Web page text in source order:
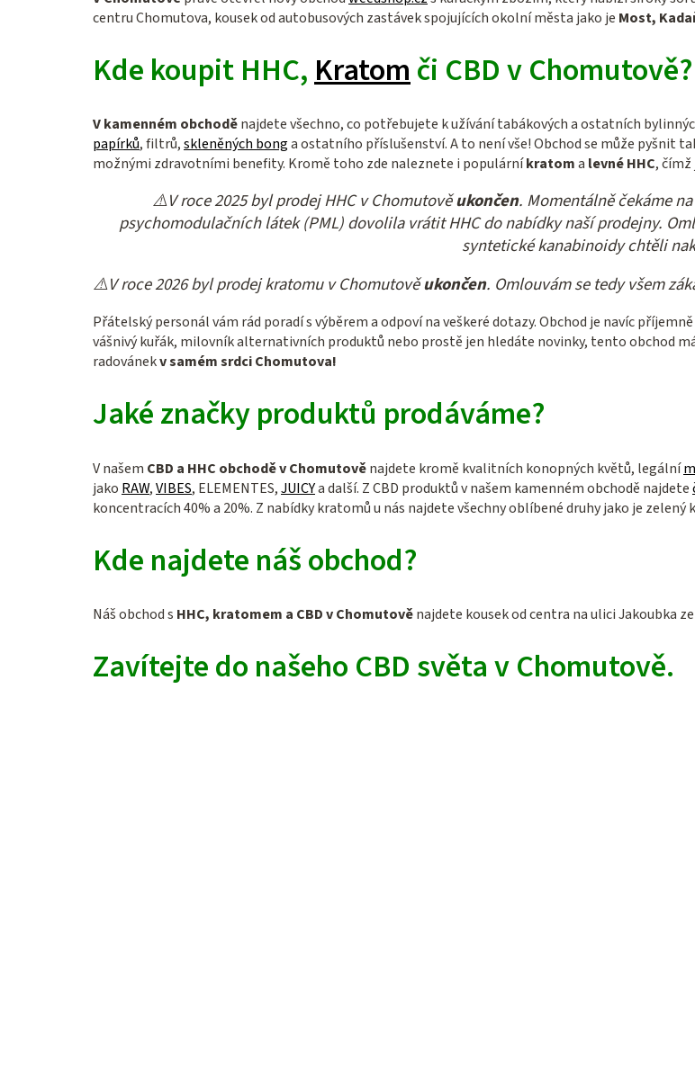
centru Chomutova, kousek od autobusových zastávek spojujících okolní města jako je Most,
Kde koupit HHC,Kratomči CBD v Chomutově?
V kamenném obchoděnajdete všechno, co potřebujete k užívání tabákových a ostatních
papírků, filtrů,skleněných bonga ostatního příslušenství. A to není vše! Obchod se může pyšnit
možnými zdravotními benefity. Kromě toho zde naleznete i populárníkratoma levné HHC,
⚠️V roce 2025 byl prodej HHC v Chomutověukončen. Momentálně čekáme
psychomodulačních látek (PML) dovolila vrátit HHC do nabídky naší prodejny.
syntetické kanabinoidy chtěli
⚠️V roce 2026 byl prodej kratomu v Chomutověukončen. Omlouvám se tedy všem
Přátelský personál vám rád poradí s výběrem a odpoví na veškeré dotazy. Obchod je navíc
vášnivý kuřák, milovník alternativních produktů nebo prostě jen hledáte novinky, tento obchod
radovánekv samém srdci Chomutova!
Jaké značky produktů prodáváme?
V našem CBD a HHC obchodě v Chomutověnajdete kromě kvalitních konopných květů, legální
jako RAW,VIBES, ELEMENTES,JUICYa další. Z CBD produktů v našem kamenném obchodě najdete
koncentracích 40% a 20%. Z nabídky kratomů u nás najdete všechny oblíbené druhy jako je
Kde najdete náš obchod?
Náš obchod s HHC, kratomem a CBD v Chomutověnajdete kousek od centra na ulici Jakoubka ze
Zavítejte do našeho CBD světa v Chomutově.